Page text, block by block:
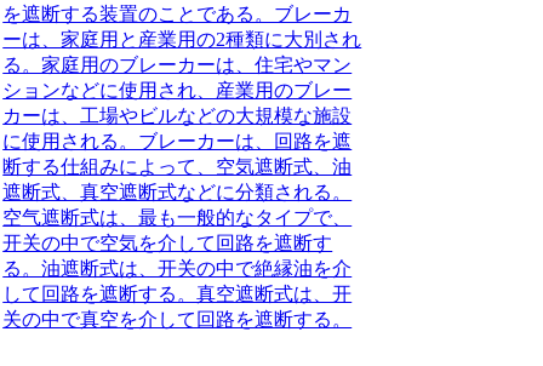
を遮断する装置のことである。ブレーカ
ーは、家庭用と産業用の2種類に大別され
る。家庭用のブレーカーは、住宅やマン
ションなどに使用され、産業用のブレー
カーは、工場やビルなどの大規模な施設
に使用される。ブレーカーは、回路を遮
断する仕組みによって、空気遮断式、油
遮断式、真空遮断式などに分類される。
空气遮断式は、最も一般的なタイプで、
开关の中で空気を介して回路を遮断す
る。油遮断式は、开关の中で絶縁油を介
して回路を遮断する。真空遮断式は、开
关の中で真空を介して回路を遮断する。